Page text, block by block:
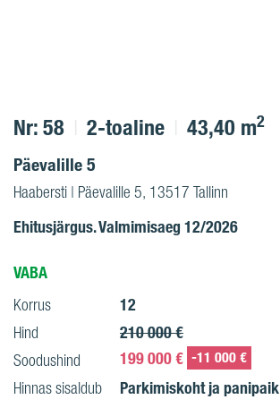
Nr: 58 2-toaline 43,40 m2
Päevalille 5
Haabersti | Päevalille 5, 13517 Tallinn
Ehitusjärgus. Valmimisaeg 12/2026
VABA
Korrus 12
Hind 210 000 €
Soodushind 199 000 € -11 000 €
Hinnas sisaldub Parkimiskoht ja panipaik